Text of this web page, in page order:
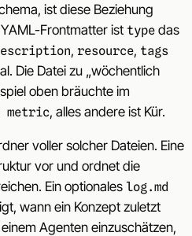
ist diese Beziehung
Frontmatter ist type das
, resource, tags
Die Datei zu „wöchentlich
oben bräuchte im
metric, alles andere ist Kür.
voller solcher Dateien. Eine
vor und ordnet die
Ein optionales log.md
wann ein Konzept zuletzt
Agenten einzuschätzen,